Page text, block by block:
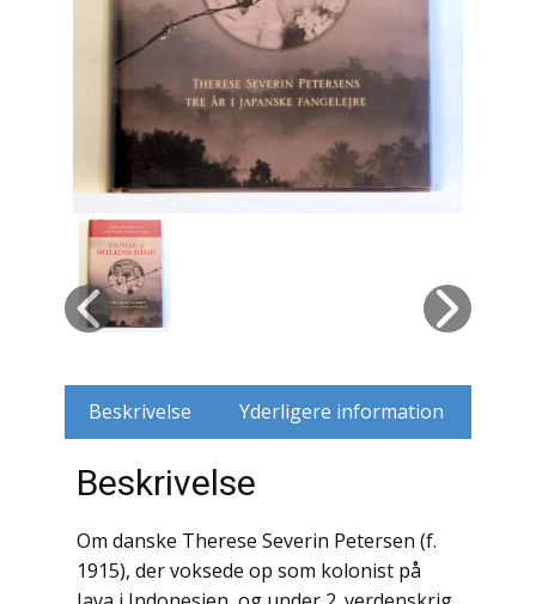
Historie
Hobby
Hus / Have
Jagt
Jernbaner
Krige / Slag
Krop / Sind
Landbrug / Skovbrug
Beskrivelse Yderligere information
Beskrivelse
Om danske Therese Severin Petersen (f.
1915), der voksede op som kolonist på